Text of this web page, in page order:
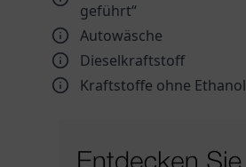
geführt“
Autowäsche
Dieselkraftstoff
Kraftstoffe ohne Ethanol